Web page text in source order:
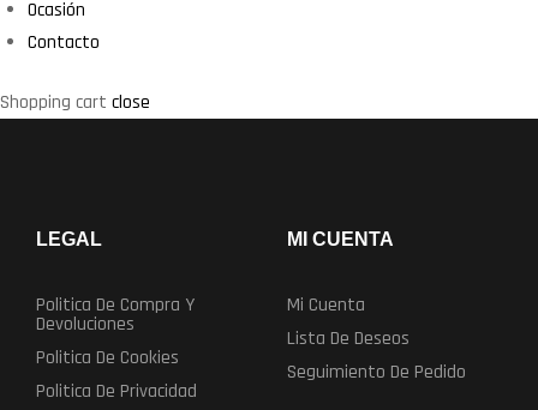
Ocasión
Contacto
Shopping cart close
LEGAL
Politica De Compra Y
Devoluciones
Politica De Cookies
Politica De Privacidad
MI CUENTA
Mi Cuenta
Lista De Deseos
Seguimiento De Pedido